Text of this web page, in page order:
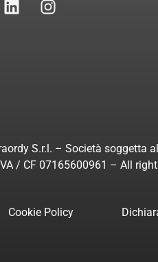
S.r.l. – Società soggetta
/ CF 07165600961 – All
Cookie Policy